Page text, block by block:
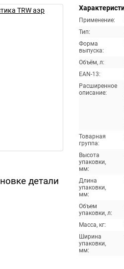
детали
Применение:
Тип:
Форма
выпуска:
Объём, л:
EAN-13:
Расширенное
описание:
Товарная
группа:
Высота
упаковки,
мм:
Длина
упаковки,
мм:
Объем
упаковки, л:
Масса, кг:
Ширина
упаковки,
мм: